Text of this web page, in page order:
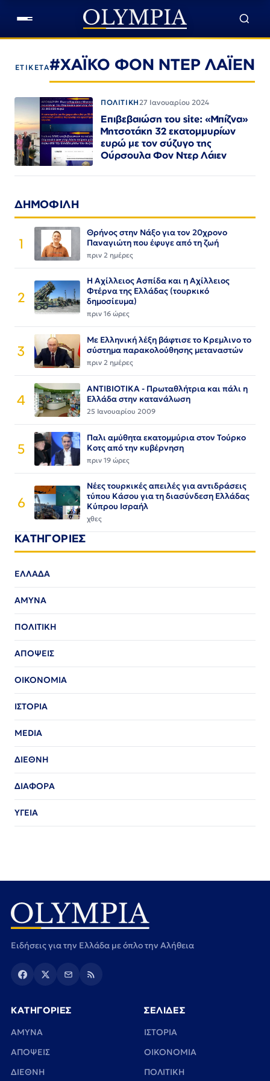
ΕΤΙΚΕΤΑ#ΧΑΪΚΟ ΦΟΝ ΝΤΕΡ ΛΑΪΕΝ
ΠΟΛΙΤΙΚΗ27 Ιανουαρίου 2024
Επιβεβαιώση του site: «Μπίζνα»
Μητσοτάκη 32 εκατομμυρίων
ευρώ με τον σύζυγο της
Ούρσουλα Φον Ντερ Λάιεν
ΔΗΜΟΦΙΛΗ
1
Θρήνος στην Νάξο για τον 20χρονο
Παναγιώτη που έφυγε από τη ζωή
πριν 2 ημέρες
2
Η Αχίλλειος Ασπίδα και η Αχίλλειος
Φτέρνα της Ελλάδας (τουρκικό
δημοσίευμα)
πριν 16 ώρες
3
Με Ελληνική λέξη βάφτισε το Κρεμλινο το
σύστημα παρακολούθησης μεταναστών
πριν 2 ημέρες
4
ΑΝΤΙΒΙΟΤΙΚΑ - Πρωταθλήτρια και πάλι η
Ελλάδα στην κατανάλωση
25 Ιανουαρίου 2009
5
Παλι αμύθητα εκατομμύρια στον Τούρκο
Κοτς από την κυβέρνηση
πριν 19 ώρες
6
Νέες τουρκικές απειλές για αντιδράσεις
τύπου Κάσου για τη διασύνδεση Ελλάδας
Κύπρου Ισραήλ
χθες
ΚΑΤΗΓΟΡΙΕΣ
ΕΛΛΑΔΑ
ΑΜΥΝΑ
ΠΟΛΙΤΙΚΗ
ΑΠΟΨΕΙΣ
ΟΙΚΟΝΟΜΙΑ
ΙΣΤΟΡΙΑ
MEDIA
ΔΙΕΘΝΗ
ΔΙΑΦΟΡΑ
ΥΓΕΙΑ
Ειδήσεις για την Ελλάδα με όπλο την Αλήθεια
ΚΑΤΗΓΟΡΙΕΣ
ΑΜΥΝΑ
ΑΠΟΨΕΙΣ
ΔΙΕΘΝΗ
ΣΕΛΙΔΕΣ
ΙΣΤΟΡΙΑ
ΟΙΚΟΝΟΜΙΑ
ΠΟΛΙΤΙΚΗ